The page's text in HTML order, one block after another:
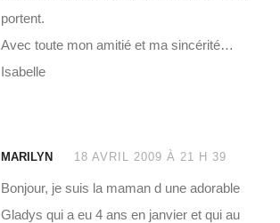
portent.
Avec toute mon amitié et ma sincérité…
Isabelle
MARILYN 18 AVRIL 2009 À 21 H 39
Bonjour, je suis la maman d une adorable
Gladys qui a eu 4 ans en janvier et qui au